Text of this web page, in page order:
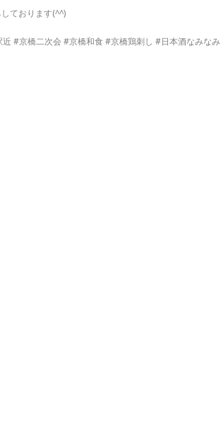
ております(^^)
#京橋二次会 #京橋和食 #京橋鶏刺し #日本酒なみなみ